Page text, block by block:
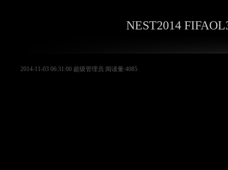
NEST2014
2014-11-03 06:31:00 超级管理员 阅读量:4085